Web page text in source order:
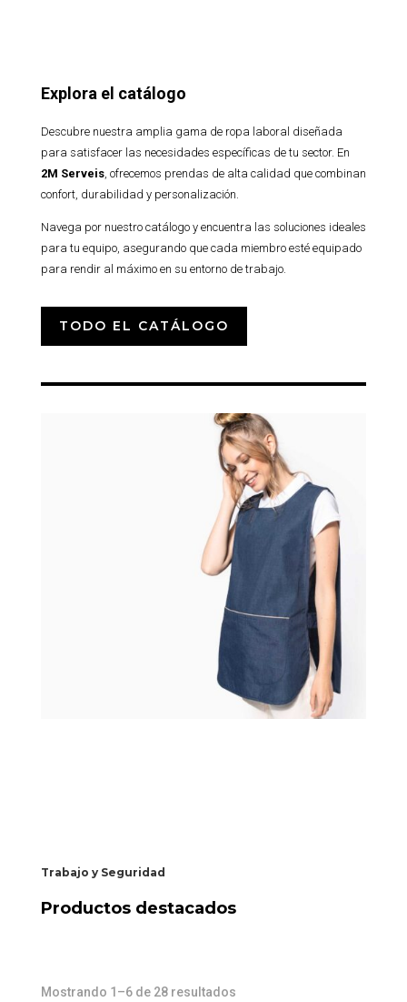
Explora el catálogo
Descubre nuestra amplia gama de ropa laboral diseñada
para satisfacer las necesidades específicas de tu sector. En
2M Serveis, ofrecemos prendas de alta calidad que combinan
confort, durabilidad y personalización.
Navega por nuestro catálogo y encuentra las soluciones ideales
para tu equipo, asegurando que cada miembro esté equipado
para rendir al máximo en su entorno de trabajo.
TODO EL CATÁLOGO
Trabajo y Seguridad
Productos destacados
Mostrando 1–6 de 28 resultadosOrdenado